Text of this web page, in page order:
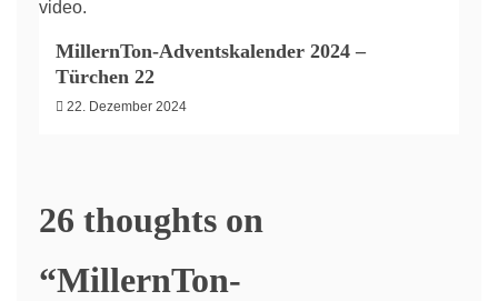
MillernTon-Adventskalender 2024 –
Türchen 22
22. Dezember 2024
26 thoughts on
“MillernTon-